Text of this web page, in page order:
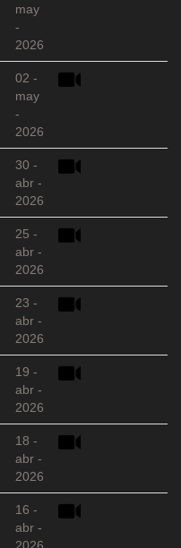
may
-
2026
02 -
may
-
2026
30 -
abr -
2026
25 -
abr -
2026
23 -
abr -
2026
19 -
abr -
2026
18 -
abr -
2026
16 -
abr -